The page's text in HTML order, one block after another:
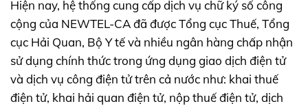
Hiện nay, hệ thống cung cấp dịch vụ chữ ký số công
cộng của NEWTEL-CA đã được Tổng cục Thuế, Tổng
cục Hải Quan, Bộ Y tế và nhiều ngân hàng chấp nhận
sử dụng chính thức trong ứng dụng giao dịch điện tử
và dịch vụ công điện tử trên cả nước như: khai thuế
điện tử, khai hải quan điện tử, nộp thuế điện tử, dịch